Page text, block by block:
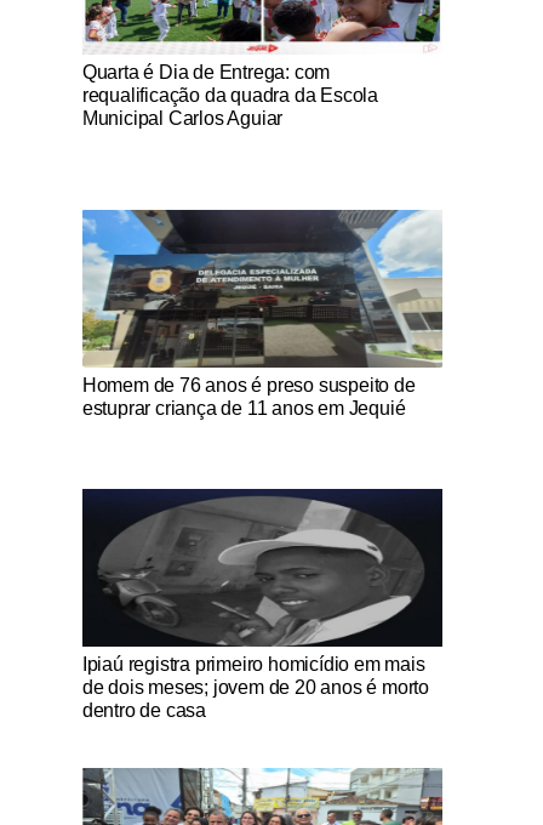
Notícias Católicas
Quarta é Dia de Entrega: com
requalificação da quadra da Escola
Municipal Carlos Aguiar
Notícias Católicas
Homem de 76 anos é preso suspeito de
estuprar criança de 11 anos em Jequié
Notícias Católicas
Ipiaú registra primeiro homicídio em mais
de dois meses; jovem de 20 anos é morto
dentro de casa